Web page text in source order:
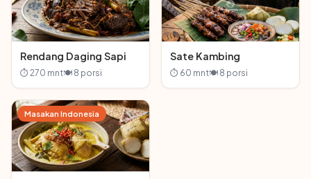
Rendang Daging Sapi
⏱ 270 mnt🍽 8 porsi
Sate Kambing
⏱ 60 mnt🍽 8 porsi
Masakan Indonesia